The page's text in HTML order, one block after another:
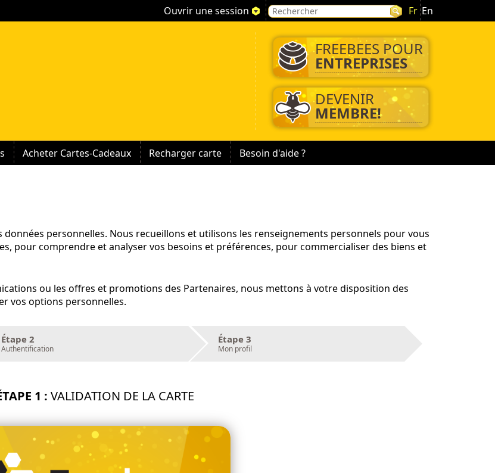
Ouvrir une session Fr En
FREEBEES POUR
ENTREPRISES
DEVENIR
MEMBRE!
Acheter Cartes-Cadeaux Recharger carte Besoin d'aide ?
données personnelles. Nous recueillons et utilisons les renseignements personnels pour vous
pour comprendre et analyser vos besoins et préférences, pour commercialiser des biens et
ou les offres et promotions des Partenaires, nous mettons à votre disposition des
vos options personnelles.
Étape 2
Authentification
Étape 3
Mon profil
1 : VALIDATION DE LA CARTE